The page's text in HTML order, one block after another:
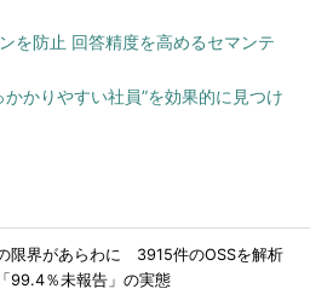
を防止 回答精度を高めるセマンテ
かりやすい社員”を効果的に見つけ
限界があらわに 3915件のOSSを解析
99.4％未報告」の実態